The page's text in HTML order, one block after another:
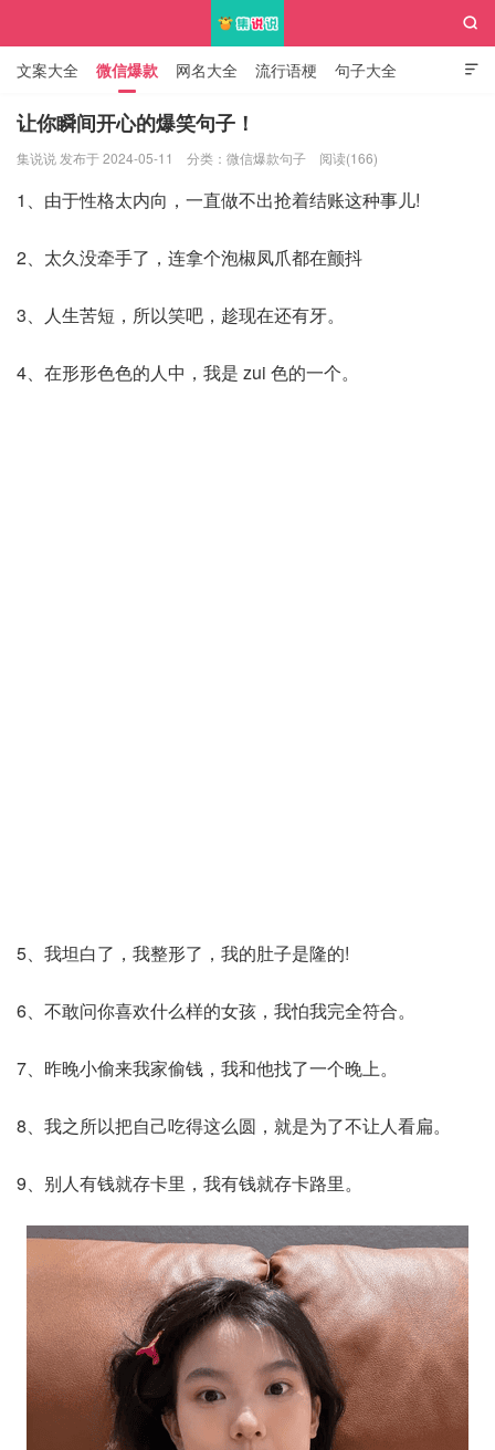

文案大全 微信爆款 网名大全 流行语梗 句子大全
知识大全

让你瞬间开心的爆笑句子！
集说说 发布于 2024-05-11 分类： 微信爆款句子 阅读(166)
1、由于性格太内向，一直做不出抢着结账这种事儿!
2、太久没牵手了，连拿个泡椒凤爪都在颤抖
3、人生苦短，所以笑吧，趁现在还有牙。
4、在形形色色的人中，我是 zui 色的一个。
5、我坦白了，我整形了，我的肚子是隆的!
6、不敢问你喜欢什么样的女孩，我怕我完全符合。
7、昨晚小偷来我家偷钱，我和他找了一个晚上。
8、我之所以把自己吃得这么圆，就是为了不让人看扁。
9、别人有钱就存卡里，我有钱就存卡路里。